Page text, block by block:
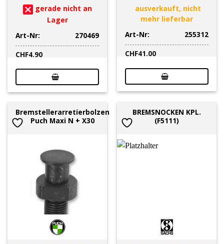
gerade nicht an
Lager
Art-Nr:
270469
CHF4.90
ausverkauft, nicht
mehr lieferbar
Art-Nr:
255312
CHF41.00
Bremstellerarretierbolzen
Puch Maxi N + X30
BREMSNOCKEN KPL.
(F5111)